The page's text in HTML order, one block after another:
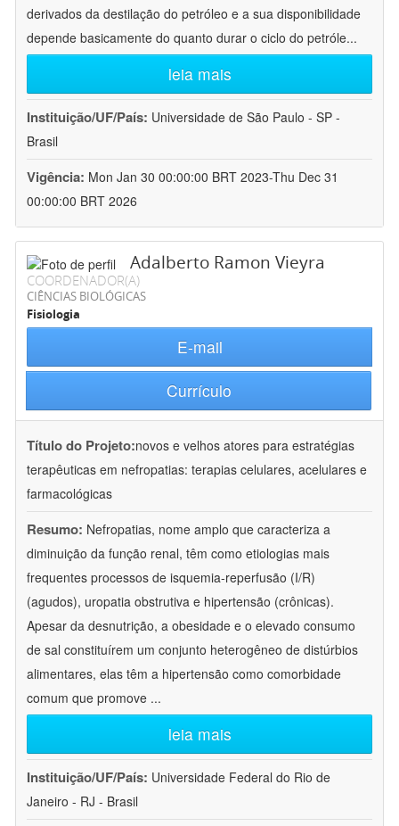
derivados da destilação do petróleo e a sua disponibilidade
depende basicamente do quanto durar o ciclo do petróle...
leia mais
Instituição/UF/País: Universidade de São Paulo - SP -
Brasil
Vigência: Mon Jan 30 00:00:00 BRT 2023-Thu Dec 31
00:00:00 BRT 2026
Adalberto Ramon Vieyra
COORDENADOR(A)
CIÊNCIAS BIOLÓGICAS
Fisiologia
E-mail
Currículo
Título do Projeto:novos e velhos atores para estratégias
terapêuticas em nefropatias: terapias celulares, acelulares e
farmacológicas
Resumo: Nefropatias, nome amplo que caracteriza a
diminuição da função renal, têm como etiologias mais
frequentes processos de isquemia-reperfusão (I/R)
(agudos), uropatia obstrutiva e hipertensão (crônicas).
Apesar da desnutrição, a obesidade e o elevado consumo
de sal constituírem um conjunto heterogêneo de distúrbios
alimentares, elas têm a hipertensão como comorbidade
comum que promove ...
leia mais
Instituição/UF/País: Universidade Federal do Rio de
Janeiro - RJ - Brasil